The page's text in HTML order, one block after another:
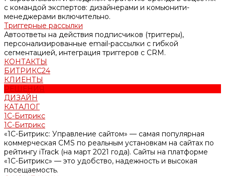
с командой экспертов: дизайнерами и комьюнити-
менеджерами включительно.
Триггерные рассылки
Автоответы на действия подписчиков (триггеры),
персонализированные email-рассылки с гибкой
сегментацией, интеграция триггеров с CRM.
КОНТАКТЫ
БИТРИКС24
КЛИЕНТЫ
РЕШЕНИЯ
ДИЗАЙН
КАТАЛОГ
1С-Битрикс
1С-Битрикс
«1С-Битрикс: Управление сайтом» — самая популярная
коммерческая CMS по реальным установкам на сайтах по
рейтингу iTrack (на март 2021 года). Сайты на платформе
«1С-Битрикс» — это удобство, надежность и высокая
посещаемость.